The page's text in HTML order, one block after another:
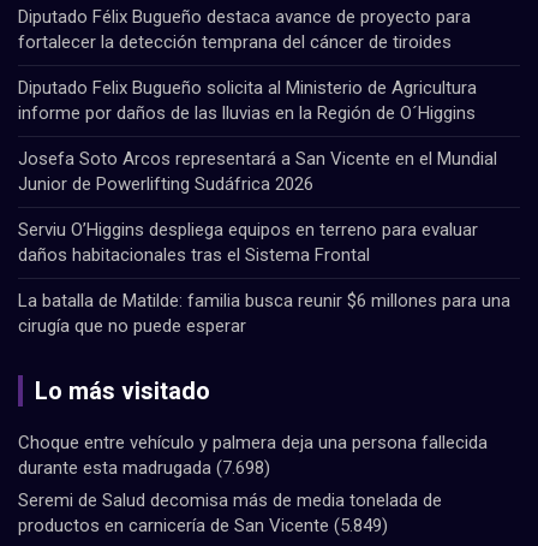
Diputado Félix Bugueño destaca avance de proyecto para
fortalecer la detección temprana del cáncer de tiroides
Diputado Felix Bugueño solicita al Ministerio de Agricultura
informe por daños de las lluvias en la Región de O´Higgins
Josefa Soto Arcos representará a San Vicente en el Mundial
Junior de Powerlifting Sudáfrica 2026
Serviu O’Higgins despliega equipos en terreno para evaluar
daños habitacionales tras el Sistema Frontal
La batalla de Matilde: familia busca reunir $6 millones para una
cirugía que no puede esperar
Lo más visitado
Choque entre vehículo y palmera deja una persona fallecida
durante esta madrugada (7.698)
Seremi de Salud decomisa más de media tonelada de
productos en carnicería de San Vicente (5.849)